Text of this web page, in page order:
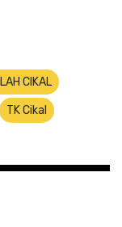
CIKAL
TK Cikal